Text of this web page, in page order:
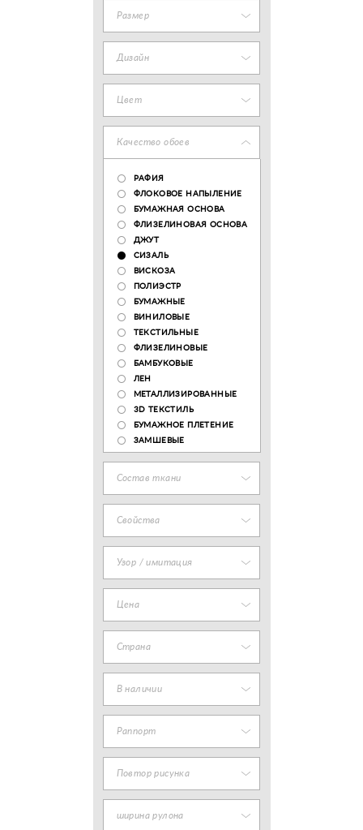
Размер
Дизайн
Цвет
Качество обоев
РАФИЯ
ФЛОКОВОЕ НАПЫЛЕНИЕ
БУМАЖНАЯ ОСНОВА
ФЛИЗЕЛИНОВАЯ ОСНОВА
ДЖУТ
СИЗАЛЬ
ВИСКОЗА
ПОЛИЭСТР
БУМАЖНЫЕ
ВИНИЛОВЫЕ
ТЕКСТИЛЬНЫЕ
ФЛИЗЕЛИНОВЫЕ
БАМБУКОВЫЕ
ЛЕН
МЕТАЛЛИЗИРОВАННЫЕ
3D ТЕКСТИЛЬ
БУМАЖНОЕ ПЛЕТЕНИЕ
ЗАМШЕВЫЕ
Состав ткани
Свойства
Узор / имитация
Цена
Страна
В наличии
Раппорт
Повтор рисунка
ширина рулона